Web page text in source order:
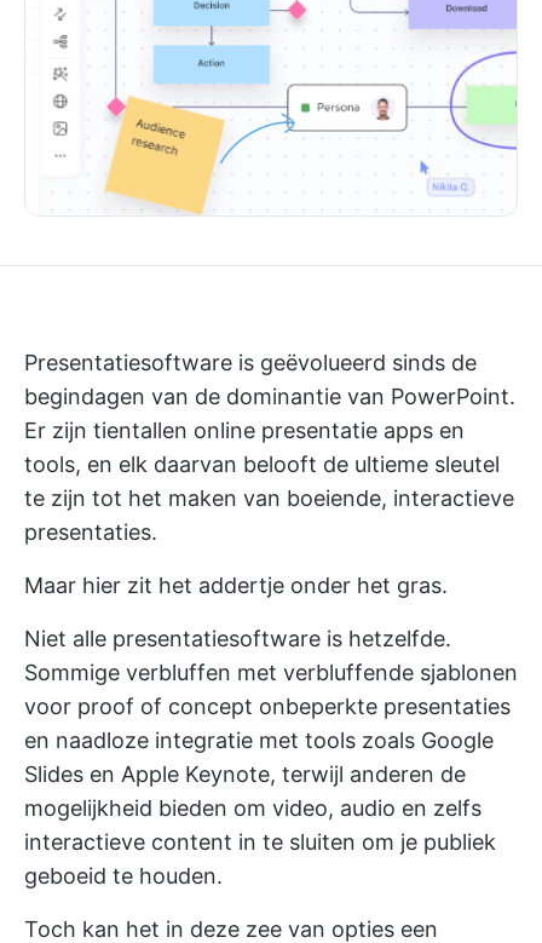
Presentatiesoftware is geëvolueerd sinds de
begindagen van de dominantie van PowerPoint.
Er zijn tientallen online presentatie apps en
tools, en elk daarvan belooft de ultieme sleutel
te zijn tot het maken van boeiende, interactieve
presentaties.
Maar hier zit het addertje onder het gras.
Niet alle presentatiesoftware is hetzelfde.
Sommige verbluffen met verbluffende sjablonen
voor proof of concept onbeperkte presentaties
en naadloze integratie met tools zoals Google
Slides en Apple Keynote, terwijl anderen de
mogelijkheid bieden om video, audio en zelfs
interactieve content in te sluiten om je publiek
geboeid te houden.
Toch kan het in deze zee van opties een